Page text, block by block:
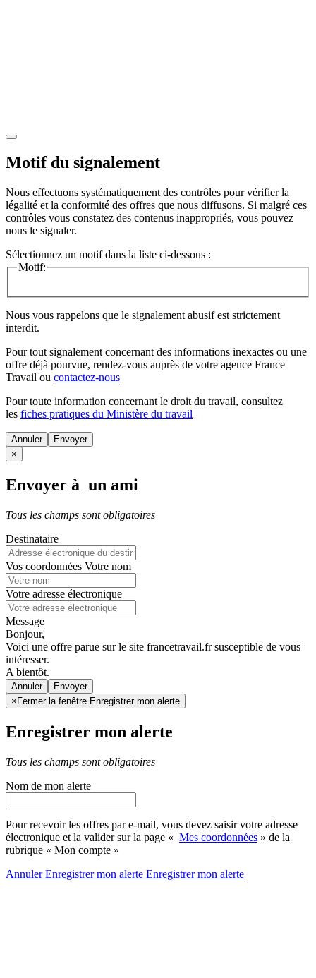
Motif du signalement
Nous effectuons systématiquement des contrôles pour vérifier la
légalité et la conformité des offres que nous diffusons. Si malgré ces
contrôles vous constatez des contenus inappropriés, vous pouvez
nous le signaler.
Sélectionnez un motif dans la liste ci-dessous :
Motif:
Nous vous rappelons que le signalement abusif est strictement
interdit.
Pour tout signalement concernant des informations inexactes ou une
offre déjà pourvue, rendez-vous auprès de votre agence France
Travail ou contactez-nous
Pour toute information concernant le droit du travail, consultez
les fiches pratiques du Ministère du travail
Annuler
×
Envoyer à un ami
Tous les champs sont obligatoires
Destinataire
Vos coordonnées Votre nom
Votre adresse électronique
Message
Bonjour,
Voici une offre parue sur le site francetravail.fr susceptible de vous
intéresser.
A bientôt.
Annuler
× Fermer la fenêtre Enregistrer mon alerte
Enregistrer mon alerte
Tous les champs sont obligatoires
Nom de mon alerte
Pour recevoir les offres par e-mail, vous devez saisir votre adresse
électronique et la valider sur la page « Mes coordonnées » de la
rubrique « Mon compte »
AnnulerEnregistrer mon alerte Enregistrermon alerte